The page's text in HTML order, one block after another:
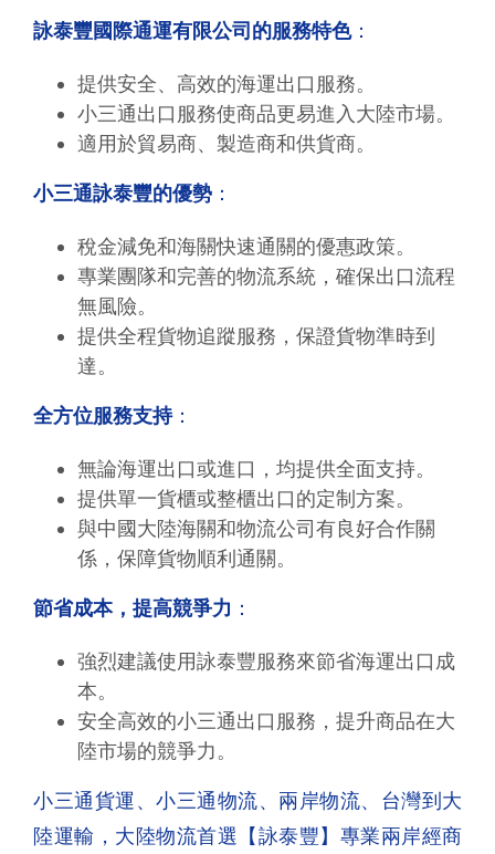
詠泰豐國際通運有限公司的服務特色：
提供安全、高效的海運出口服務。
小三通出口服務使商品更易進入大陸市場。
適用於貿易商、製造商和供貨商。
小三通詠泰豐的優勢 ：
稅金減免和海關快速通關的優惠政策。
專業團隊和完善的物流系統，確保出口流程
無風險。
提供全程貨物追蹤服務，保證貨物準時到
達。
全方位服務支持：
無論海運出口或進口，均提供全面支持。
提供單一貨櫃或整櫃出口的定制方案。
與中國大陸海關和物流公司有良好合作關
係，保障貨物順利通關。
節省成本，提高競爭力 ：
強烈建議使用詠泰豐服務來節省海運出口成
本。
安全高效的小三通出口服務，提升商品在大
陸市場的競爭力。
小三通貨運、小三通物流、兩岸物流、台灣到大
陸運輸，大陸物流首選【詠泰豐】專業兩岸經商